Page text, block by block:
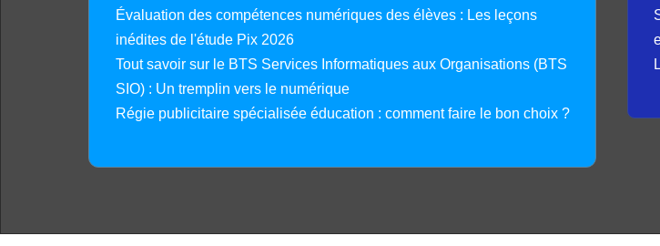
Évaluation des compétences numériques des élèves : Les leçons
inédites de l'étude Pix 2026
Tout savoir sur le BTS Services Informatiques aux Organisations (BTS
SIO) : Un tremplin vers le numérique
Régie publicitaire spécialisée éducation : comment faire le bon choix ?